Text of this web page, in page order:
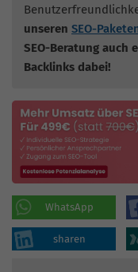
unseren SEO-
SEO-Beratung auch
Backlinks dabei!
WhatsApp
sharen